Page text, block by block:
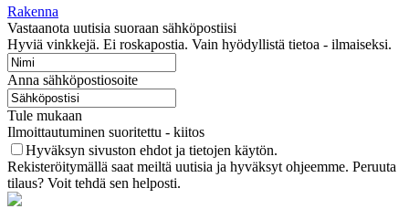
Rakenna
Vastaanota uutisia suoraan sähköpostiisi
Hyviä vinkkejä. Ei roskapostia. Vain hyödyllistä tietoa - ilmaiseksi.
Anna sähköpostiosoite
Tule mukaan
Ilmoittautuminen suoritettu - kiitos
Hyväksyn sivuston ehdot ja tietojen käytön.
Rekisteröitymällä saat meiltä uutisia ja hyväksyt ohjeemme. Peruuta
tilaus? Voit tehdä sen helposti.